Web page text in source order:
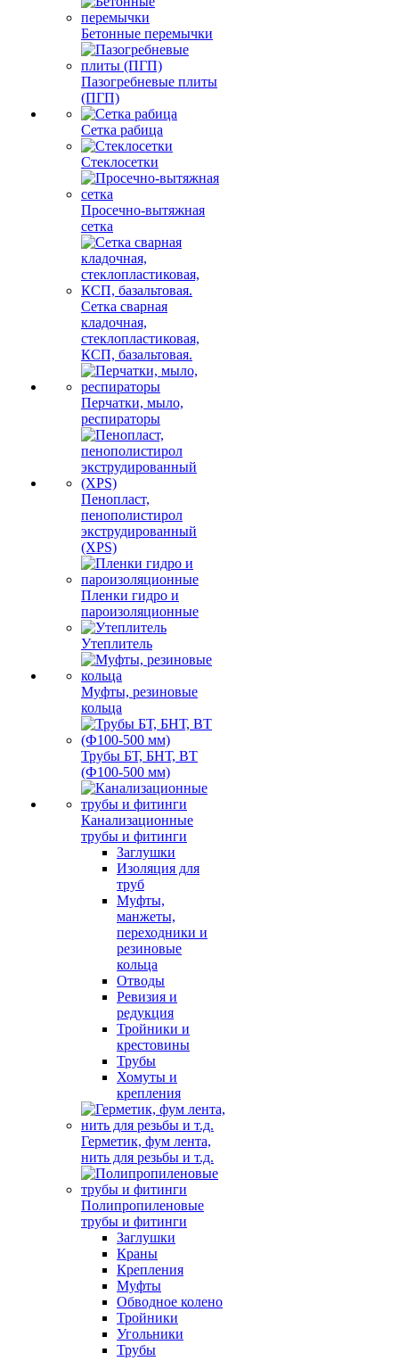
Бетонные перемычки
Пазогребневые плиты
(ПГП)
Сетка рабица
Стеклосетки
Просечно-вытяжная
сетка
Сетка сварная
кладочная,
стеклопластиковая,
КСП, базальтовая.
Перчатки, мыло,
респираторы
Пенопласт,
пенополистирол
экструдированный
(XPS)
Пленки гидро и
пароизоляционные
Утеплитель
Муфты, резиновые
кольца
Трубы БТ, БНТ, ВТ
(Ф100-500 мм)
Канализационные
трубы и фитинги
Заглушки
Изоляция для
труб
Муфты,
манжеты,
переходники и
резиновые
кольца
Отводы
Ревизия и
редукция
Тройники и
крестовины
Трубы
Хомуты и
крепления
Герметик, фум лента,
нить для резьбы и т.д.
Полипропиленовые
трубы и фитинги
Заглушки
Краны
Крепления
Муфты
Обводное колено
Тройники
Угольники
Трубы